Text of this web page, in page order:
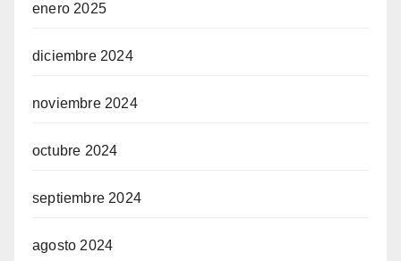
enero 2025
diciembre 2024
noviembre 2024
octubre 2024
septiembre 2024
agosto 2024